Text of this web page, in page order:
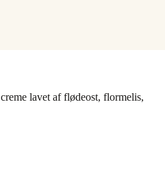
lavet af flødeost, flormelis,